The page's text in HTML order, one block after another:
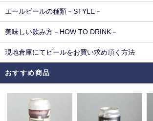
エールビールの種類－STYLE－
美味しい飲み方－HOW TO DRINK－
現地倉庫にてビールをお買い求め頂く方法
おすすめ商品